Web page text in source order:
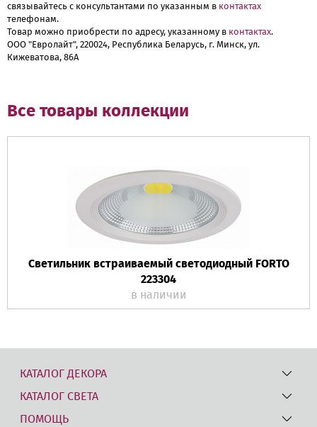
связывайтесь с консультантами по указанным в контактах
телефонам.
Товар можно приобрести по адресу, указанному в контактах.
ООО "Евролайт", 220024, Республика Беларусь, г. Минск, ул.
Кижеватова, 86А
Все товары коллекции
Светильник встраиваемый светодиодный FORTO
223304
в наличии
КАТАЛОГ ДЕКОРА
КАТАЛОГ СВЕТА
ПОМОЩЬ